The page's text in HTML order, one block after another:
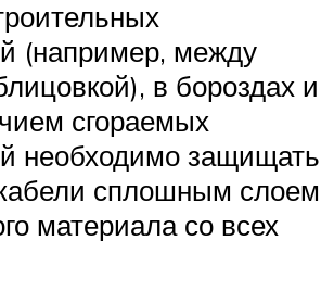
(например, между
в бороздах и
сгораемых
необходимо защищать
сплошным слоем
материала со всех